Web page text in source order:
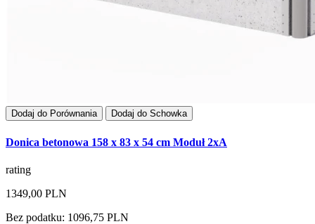
Dodaj do Porównania Dodaj do Schowka
Donica betonowa 158 x 83 x 54 cm Moduł 2xA
rating
1349,00 PLN
Bez podatku: 1096,75 PLN